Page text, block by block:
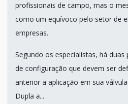
profissionais de campo, mas o
como um equívoco pelo setor de
empresas.
Segundo os especialistas, há duas
de configuração que devem ser
anterior a aplicação em sua
Dupla a...